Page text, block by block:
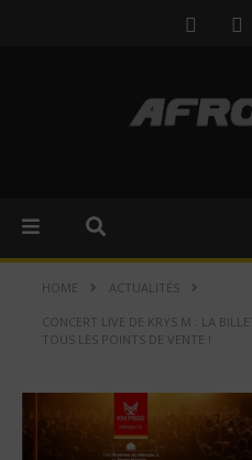
HOME ACTUALITÉS
CONCERT LIVE DE KRYS M : LA
TOUS LES POINTS DE VENTE !